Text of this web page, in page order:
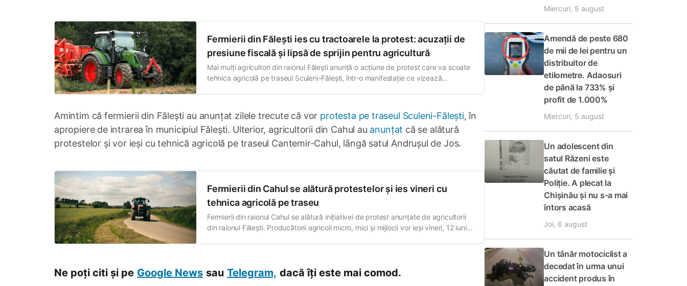
Fermierii din Fălești ies cu tractoarele la protest: acuzații de
presiune fiscală și lipsă de sprijin pentru agricultură
Mai mulți agricultori din raionul Fălești anunță o acțiune de protest care va scoate
tehnica agricolă pe traseul Sculeni-Fălești, într-o manifestație ce vizează
Amintim că fermierii din Fălești au anunțat zilele trecute că vor protesta pe traseul Sculeni-Fălești, în
apropiere de intrarea în municipiul Fălești. Ulterior, agricultorii din Cahul au anunțat că se alătură
protestelor și vor ieși cu tehnică agricolă pe traseul Cantemir-Cahul, lângă satul Andrușul de Jos.
Fermierii din Cahul se alătură protestelor și ies vineri cu
tehnica agricolă pe traseu
Fermierii din raionul Cahul se alătură inițiativei de protest anunțate de agricultorii
din raionul Fălești. Producătorii agricoli micro, mici și mijlocii vor ieși vineri, 12 iunie,
Ne poți citi și pe Google News sau Telegram, dacă îți este mai comod.
Miercuri, 5 august
Amendă de peste 680
de mii de lei pentru un
distribuitor de
etilometre. Adaosuri
de până la 733% și
profit de 1.000%
Miercuri, 5 august
Un adolescent din
satul Răzeni este
căutat de familie și
Poliție. A plecat la
Chișinău și nu s-a mai
întors acasă
Joi, 6 august
Un tânăr motociclist a
decedat în urma unui
accident produs în